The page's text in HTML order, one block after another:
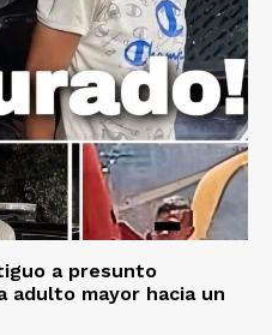
a presunto
adulto mayor hacia un